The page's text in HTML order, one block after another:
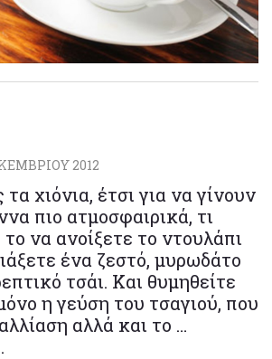
2012
χιόνια, έτσι για να γίνουν
πιο ατμοσφαιρικά, τι
να ανοίξετε το ντουλάπι
ένα ζεστό, μυρωδάτο
τσάι. Και θυμηθείτε
η γεύση του τσαγιού, που
αλλά και το …